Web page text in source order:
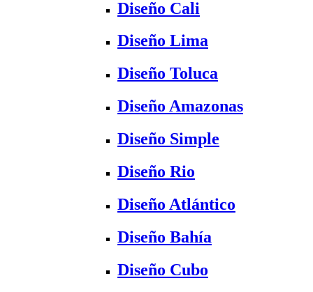
Diseño Cali
Diseño Lima
Diseño Toluca
Diseño Amazonas
Diseño Simple
Diseño Rio
Diseño Atlántico
Diseño Bahía
Diseño Cubo